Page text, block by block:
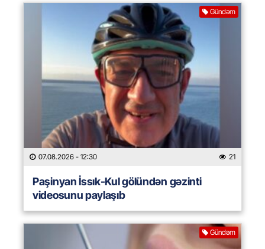
Gündəm
07.08.2026 - 12:30 21
Paşinyan İssık-Kul gölündən gəzinti
videosunu paylaşıb
Gündəm